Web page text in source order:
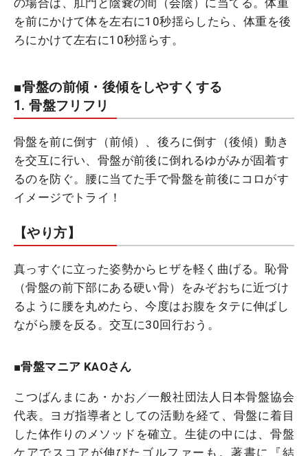
の場合は、肛門と陰嚢の間（会陰）に当てる。体重
を前にかけて体を左右に10秒揺らしたら、体重を後
ろにかけて左右に10秒揺らす。
■骨盤の前傾・後傾をしやすくする
1. 骨盤フリフリ
骨盤を前に倒す（前傾）、後ろに倒す（後傾）動き
を交互に行い、骨盤が前後に倒れるゆがみが固着す
るのを防ぐ。腰に当てた手で骨盤を前後にコロがす
イメージでトライ！
【やり方】
真っすぐに立った姿勢からヒザを軽く曲げる。恥骨
（骨盤の前下部にある硬い骨）をみぞおちに近づけ
るように腰を丸めたら、今度はお腹をタテに伸ばし
ながら腰を反る。交互に30回行おう。
■骨盤マニア KAOさん
こつばんまにあ・かお／一般社団法人日本骨盤協会
代表。ヨガ指導者としての活動を経て、骨盤に着目
した体作りのメソッドを確立。生徒の中には、骨盤
ケアでスコアが伸びたゴルファーも。著書に『結